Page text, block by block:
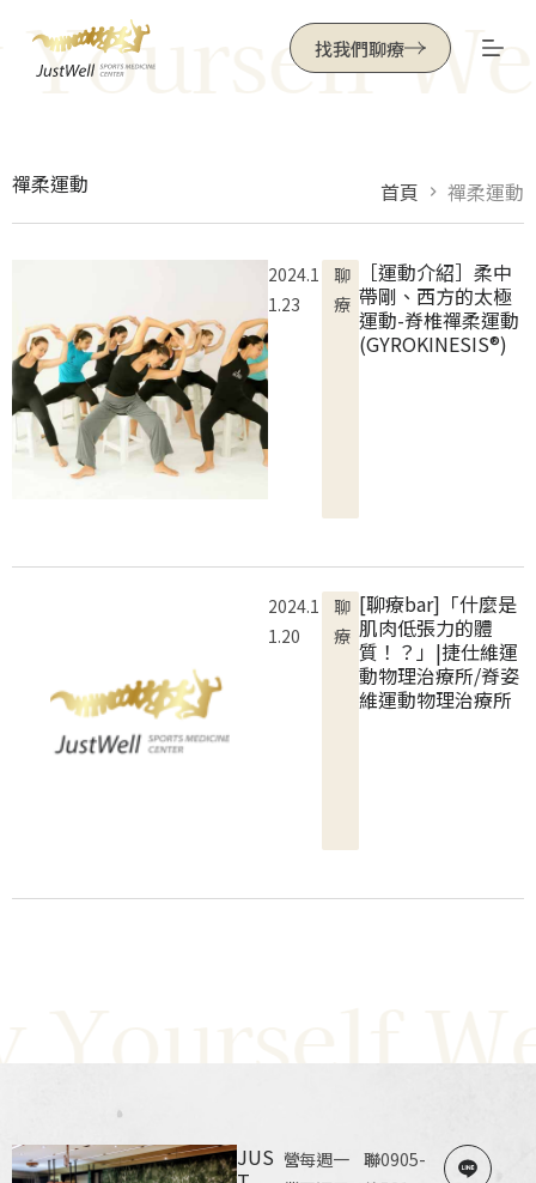
跳
至
容
找我們聊療
禪柔運動 首頁 禪柔運動
2024.1
1.23
聊
療
［運動介紹］柔中
帶剛、西方的太極
運動-脊椎禪柔運動
(GYROKINESIS®)
2024.1
1.20
聊
療
[聊療bar]「什麼是
肌肉低張力的體
質！？」|捷仕維運
動物理治療所/脊姿
維運動物理治療所
Yourself
JUS 營每週一 聯0905-